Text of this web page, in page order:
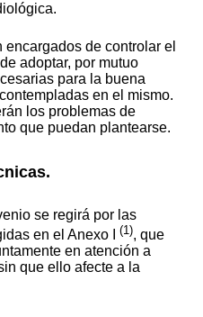
de controlar el
adoptar, por mutuo
para la buena
en el mismo.
los problemas de
que puedan plantearse.
se regirá por las
en el Anexo I (1), que
en atención a
que ello afecte a la